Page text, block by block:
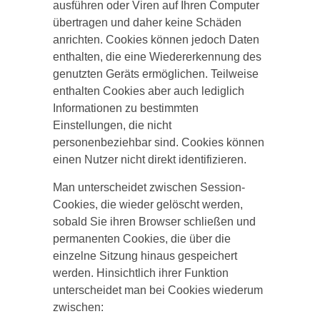
ausführen oder Viren auf Ihren Computer
übertragen und daher keine Schäden
anrichten. Cookies können jedoch Daten
enthalten, die eine Wiedererkennung des
genutzten Geräts ermöglichen. Teilweise
enthalten Cookies aber auch lediglich
Informationen zu bestimmten
Einstellungen, die nicht
personenbeziehbar sind. Cookies können
einen Nutzer nicht direkt identifizieren.
Man unterscheidet zwischen Session-
Cookies, die wieder gelöscht werden,
sobald Sie ihren Browser schließen und
permanenten Cookies, die über die
einzelne Sitzung hinaus gespeichert
werden. Hinsichtlich ihrer Funktion
unterscheidet man bei Cookies wiederum
zwischen: